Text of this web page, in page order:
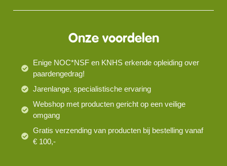
Onze voordelen
Enige NOC*NSF en KNHS erkende opleiding over
paardengedrag!
Jarenlange, specialistische ervaring
Webshop met producten gericht op een veilige
omgang
Gratis verzending van producten bij bestelling vanaf
€ 100,-